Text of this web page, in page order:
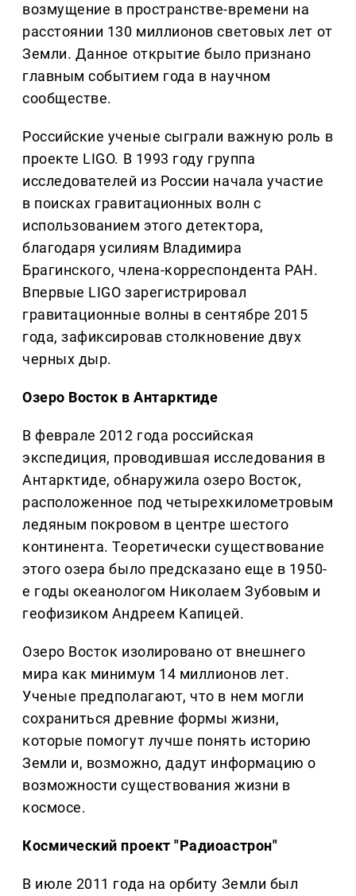
возмущение в пространстве-времени на
расстоянии 130 миллионов световых лет от
Земли. Данное открытие было признано
главным событием года в научном
сообществе.
Российские ученые сыграли важную роль в
проекте LIGO. В 1993 году группа
исследователей из России начала участие
в поисках гравитационных волн с
использованием этого детектора,
благодаря усилиям Владимира
Брагинского, члена-корреспондента РАН.
Впервые LIGO зарегистрировал
гравитационные волны в сентябре 2015
года, зафиксировав столкновение двух
черных дыр.
Озеро Восток в Антарктиде
В феврале 2012 года российская
экспедиция, проводившая исследования в
Антарктиде, обнаружила озеро Восток,
расположенное под четырехкилометровым
ледяным покровом в центре шестого
континента. Теоретически существование
этого озера было предсказано еще в 1950-
е годы океанологом Николаем Зубовым и
геофизиком Андреем Капицей.
Озеро Восток изолировано от внешнего
мира как минимум 14 миллионов лет.
Ученые предполагают, что в нем могли
сохраниться древние формы жизни,
которые помогут лучше понять историю
Земли и, возможно, дадут информацию о
возможности существования жизни в
космосе.
Космический проект "Радиоастрон"
В июле 2011 года на орбиту Земли был